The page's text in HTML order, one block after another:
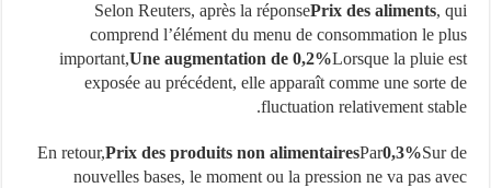
Selon Reuters, après la réponsePrix ​​des aliments
comprend l’élément du menu de consommation le
important,Une augmentation de 0,2%Lorsque la pluie
exposée au précédent, elle apparaît comme une sorte
fluctuation relativement
En retour,Prix ​​des produits non alimentairesPar0,3%Sur
nouvelles bases, le moment ou la pression ne va pas